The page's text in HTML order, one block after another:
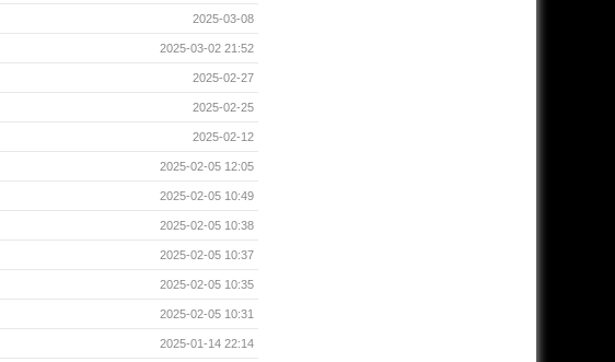
2025-03-08
2025-03-02 21:52
2025-02-27
2025-02-25
2025-02-12
2025-02-05 12:05
2025-02-05 10:49
2025-02-05 10:38
2025-02-05 10:37
2025-02-05 10:35
2025-02-05 10:31
2025-01-14 22:14